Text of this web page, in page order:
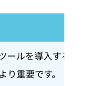
ールを導入するだ
重要です。